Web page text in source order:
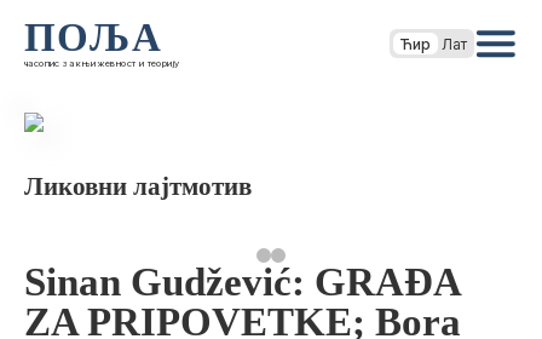
ПОЉА
часопис за књижевност и теорију
Ћир Лат
Ликовни лајтмотив
Sinan Gudžević: GRAĐA
ZA PRIPOVETKE; Bora